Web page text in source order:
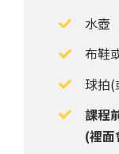
水壺
布鞋
球拍(
課程
(裡